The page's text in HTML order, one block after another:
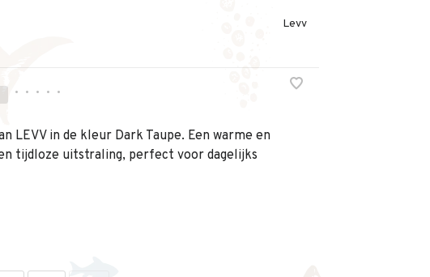
Levv
• • • • •
LEVV in de kleur Dark Taupe. Een warme en
tijdloze uitstraling, perfect voor dagelijks